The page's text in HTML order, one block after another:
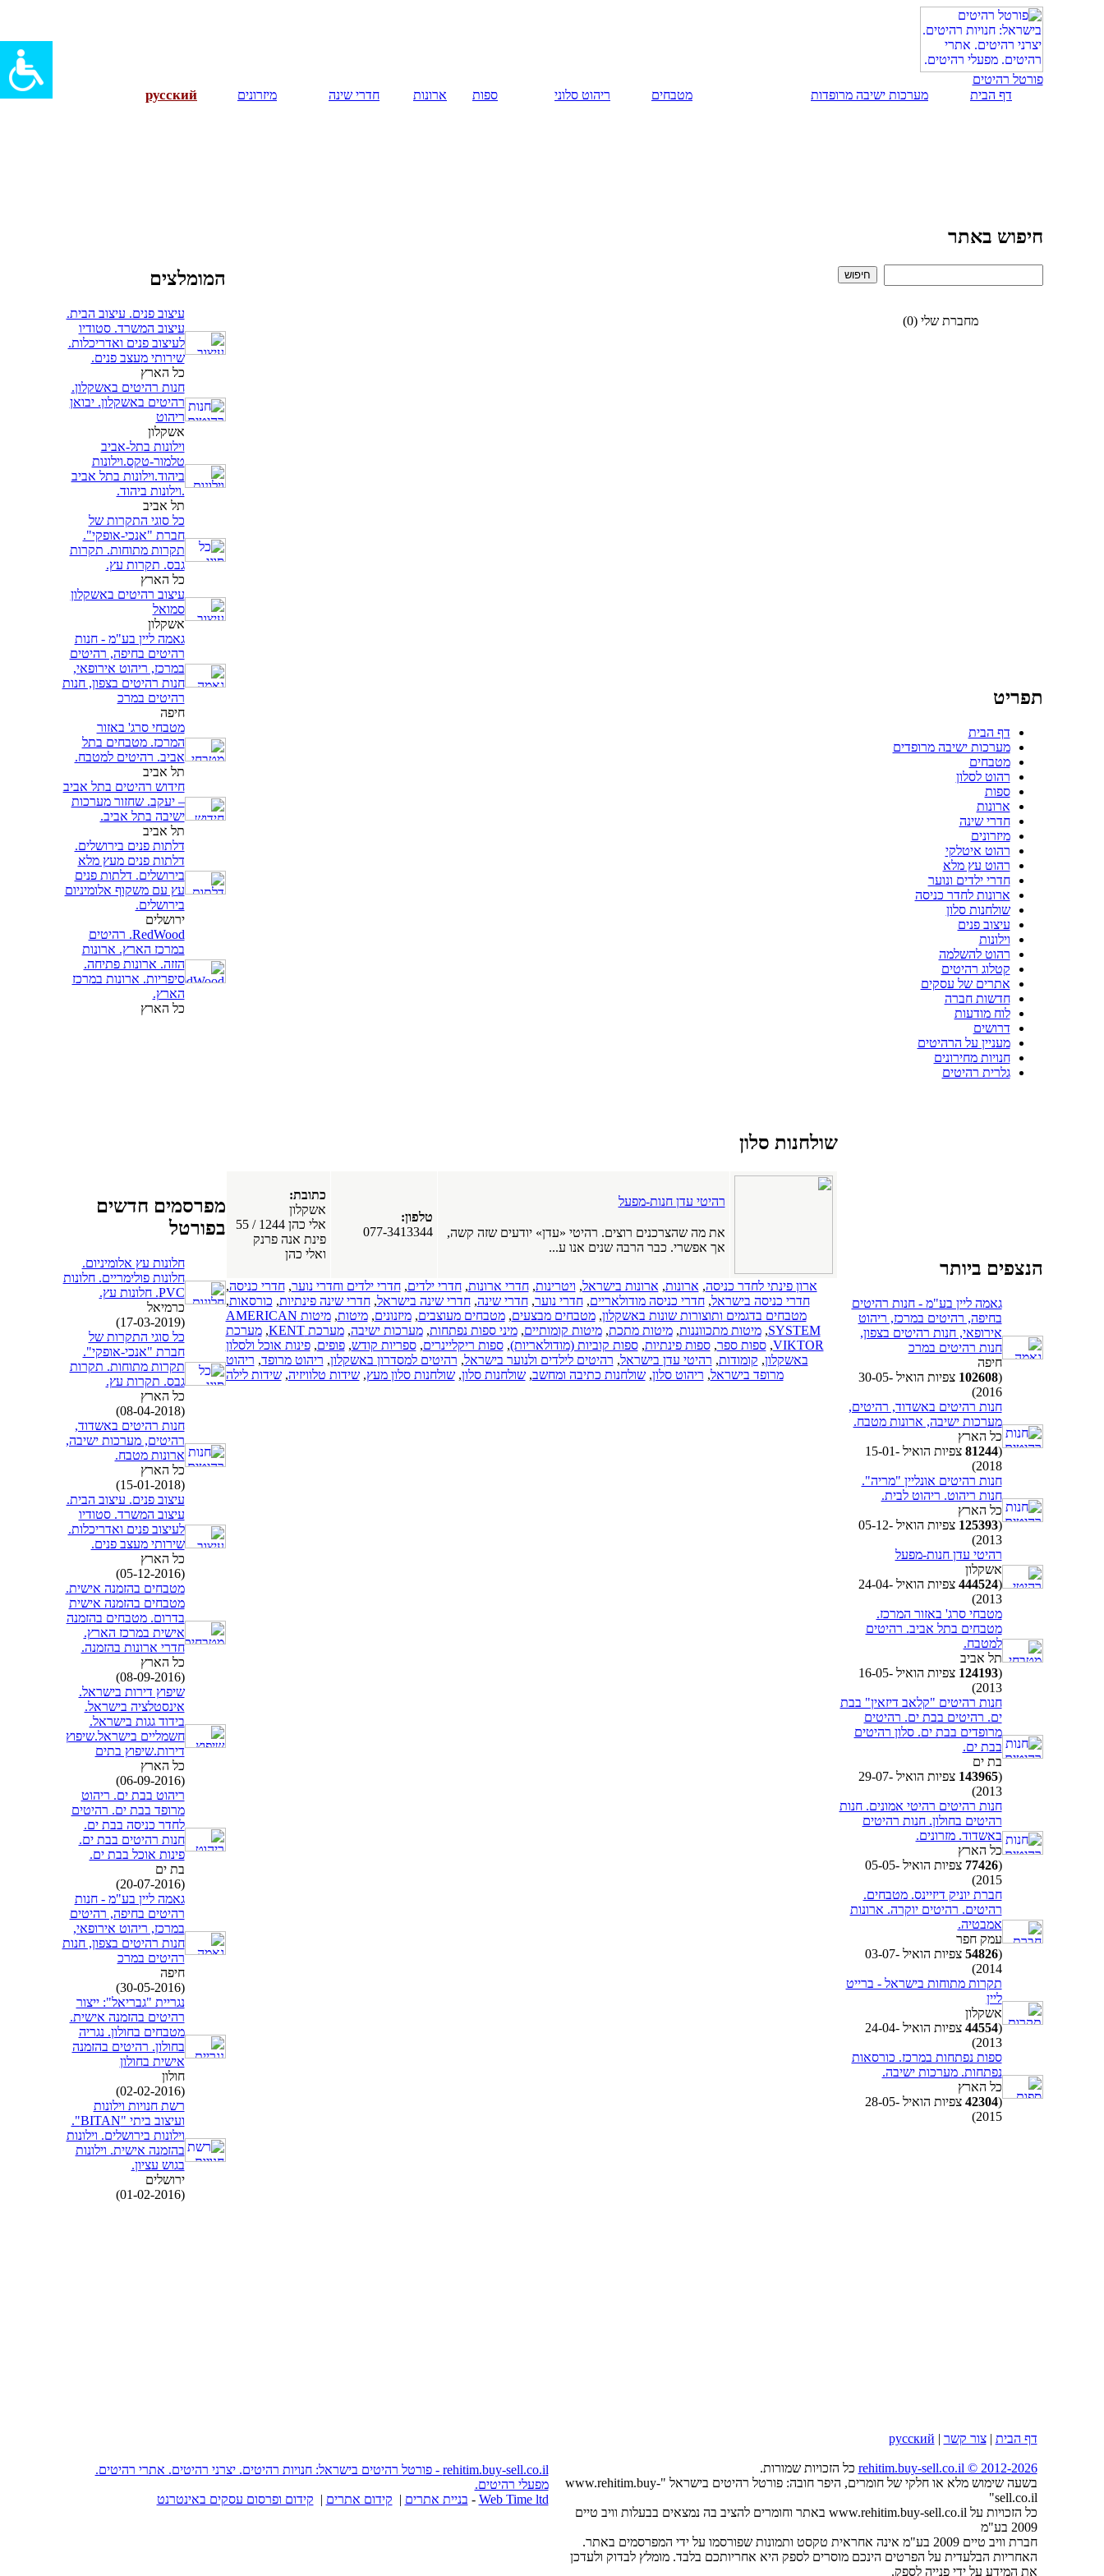
פורטל רהיטים
דף הבית
מערכות ישיבה מרופדות מטבחים ריהוט סלוני ספות ארונות חדרי שינה מיזרונים русский
חיפוש באתר
מחברת שלי (0)
תפריט
דף הבית
מערכות ישיבה מרופדים
מטבחים
רהוט לסלון
ספות
ארונות
חדרי שינה
מיזרונים
רהוט איטלקי
רהוט עץ מלא
חדרי ילדים ונוער
ארונות לחדר כניסה
שולחנות סלון
עיצוב פנים
וילונות
רהוט להשלמה
קטלוג רהיטים
אתרים של עסקים
חדשות חברה
לוח מודעות
דרושים
מעניין על הרהיטים
חנויות מחירונים
גלרית רהיטים
הנצפים ביותר
גאמה ליין בע"מ - חנות רהיטים
בחיפה, רהיטים במרכז, ריהוט
אירופאי, חנות רהיטים בצפון,
חנות רהיטים במרכ
חיפה
(
102608
צפיות הואיל 30-05-
2016)
חנות רהיטים באשדוד, רהיטים,
מערכות ישיבה, ארונות מטבח.
כל הארץ
(
81244
צפיות הואיל 15-01-
2018)
חנות רהיטים אונליין "מריה".
חנות ריהוט. ריהוט לבית.
כל הארץ
(
125393
צפיות הואיל 05-12-
2013)
רהיטי עדן חנות-מפעל
אשקלון
(
444524
צפיות הואיל 24-04-
2013)
מטבחי סרג' באזור המרכז.
מטבחים בתל אביב. רהיטים
למטבח.
תל אביב
(
124193
צפיות הואיל 16-05-
2013)
חנות רהיטים "קלאב דיזאין" בבת
ים. רהיטים בבת ים. רהיטים
מרופדים בבת ים. סלון רהיטים
בבת ים.
בת ים
(
143965
צפיות הואיל 29-07-
2013)
חנות רהיטים רהיטי אמונים. חנות
רהיטים בחולון. חנות רהיטים
באשדוד. מזרונים.
כל הארץ
(
77426
צפיות הואיל 05-05-
2015)
חברת יוניק דיזיינס. מטבחים.
רהיטים. רהיטים יוקרה. ארונות
אמבטיה.
עמק חפר
(
54826
צפיות הואיל 03-07-
2014)
תקרות מתוחות בישראל - ברייט
ליין
אשקלון
(
44554
צפיות הואיל 24-04-
2013)
ספות נפתחות במרכז. כורסאות
נפתחות. מערכות ישיבה.
כל הארץ
(
42304
צפיות הואיל 28-05-
2015)
שולחנות סלון
רהיטי עדן חנות-מפעל
את מה שהצרכנים רוצים. רהיטי «עדן» יודעים שזה קשה,
אך אפשרי. כבר הרבה שנים אנו ע...
טלפון:
077-3413344
כתובת:
אשקלון
אלי כהן 1244 / 55
פינת אנה פרנק
ואלי כהן
ארון פינתי לחדר כניסה, ארונות, ארונות בישראל, ויטרינות,חדרי ארונות,חדרי ילדים,חדרי ילדים וחדרי נוער,חדרי כניסה,
חדרי כניסה בישראל,חדרי כניסה מודולאריים,חדרי נוער,חדרי שינה,חדרי שינה בישראל,חדרי שינה פינתיות, כורסאות,
מטבחים בדגמים ותוצורות שונות באשקלון,מטבחים מבצעים,מטבחים מעוצבים,מיזנונים,מיטות,
מיטות AMERICAN
SYSTEM
,מיטות מתכווננות,מיטות מתכת,מיטות קומותיים,מיני ספות נפתחות,מערכות ישיבה,מערכת KENT ,מערכת
VIKTOR
,ספות ספר,ספות פינתיות,ספות קוביות (מודולאריות),ספות ריקליינרים,ספריות קודש,פופים,פינות אוכל ולסלון
באשקלון, קומודות, רהיטי עדן בישראל, רהיטים לילדים ולנוער בישראל, רהיטים למסדרון באשקלון, ריהוט מרופד, ריהוט
מרופד בישראל, ריהוט סלון,שולחנות כתיבה ומחשב,שולחנות סלון,שולחנות סלון מעץ,שידות טלוויזיה,שידות לילה
המומלצים
עיצוב פנים. עיצוב הבית.
עיצוב המשרד. סטודיו
לעיצוב פנים ואדריכלות.
שירותי מעצב פנים.
כל הארץ
חנות רהיטים באשקלון.
רהיטים באשקלון. יבואן
ריהוט
אשקלון
וילונות בתל-אביב
טלמור-טקס.וילונות
ביהוד.וילונות בתל אביב
.וילונות ביהוד.
תל אביב
כל סוגי התקרות של
חברת "אנכי-אופקי".
תקרות מתוחות. תקרות
גבס. תקרות עץ.
כל הארץ
עיצוב רהיטים באשקלון
סמואל
אשקלון
גאמה ליין בע"מ - חנות
רהיטים בחיפה, רהיטים
במרכז, ריהוט אירופאי,
חנות רהיטים בצפון, חנות
רהיטים במרכ
חיפה
מטבחי סרג' באזור
המרכז. מטבחים בתל
אביב. רהיטים למטבח.
תל אביב
חידוש רהיטים בתל אביב
– יעקב. שחזור מערכות
ישיבה בתל אביב.
תל אביב
דלתות פנים בירושלים.
דלתות פנים מעץ מלא
בירושלים. דלתות פנים
עץ עם משקוף אלומיניום
בירושלים.
ירושלים
RedWood. רהיטים
במרכז הארץ. ארונות
הזזה. ארונות פתיחה.
סיפריות. ארונות במרכז
הארץ.
כל הארץ
מפרסמים חדשים
בפורטל
חלונות עץ אלומיניום.
חלונות פולימריים. חלונות
PVC. חלונות עץ.
כרמיאל
(17-03-2019)
כל סוגי התקרות של
חברת "אנכי-אופקי".
תקרות מתוחות. תקרות
גבס. תקרות עץ.
כל הארץ
(08-04-2018)
חנות רהיטים באשדוד,
רהיטים, מערכות ישיבה,
ארונות מטבח.
כל הארץ
(15-01-2018)
עיצוב פנים. עיצוב הבית.
עיצוב המשרד. סטודיו
לעיצוב פנים ואדריכלות.
שירותי מעצב פנים.
כל הארץ
(05-12-2016)
מטבחים בהזמנה אישית.
מטבחים בהזמנה אישית
בדרום. מטבחים בהזמנה
אישית במרכז הארץ.
חדרי ארונות בהזמנה.
כל הארץ
(08-09-2016)
שיפוץ דירות בישראל.
אינסטלציה בישראל.
בידוד גגות בישראל.
חשמליים בישראל.שיפוץ
דירות.שיפוץ בתים
כל הארץ
(06-09-2016)
ריהוט בבת ים. ריהוט
מרופד בבת ים. רהיטים
לחדר כניסה בבת ים.
חנות רהיטים בבת ים.
פינות אוכל בבת ים.
בת ים
(20-07-2016)
גאמה ליין בע"מ - חנות
רהיטים בחיפה, רהיטים
במרכז, ריהוט אירופאי,
חנות רהיטים בצפון, חנות
רהיטים במרכ
חיפה
(30-05-2016)
נגריית "גבריאל": ייצור
רהיטים בהזמנה אישית.
מטבחים בחולון. נגריה
בחולון. רהיטים בהזמנה
אישית בחולון
חולון
(02-02-2016)
רשת חנויות וילונות
ועיצוב ביתי "BITAN".
וילונות בירושלים. וילונות
בהזמנה אישית. וילונות
בגוש עציון.
ירושלים
(01-02-2016)
דף הבית |צור קשר |
русский
rehitim.buy-sell.co.il © 2012-2026
כל הזכויות שמורות.
בשעה שימוש מלא או חלקי של חומרים, היפר חובה: פורטל רהיטים בישראל "www.rehitim.buy-
sell.co.il"
כל הזכויות על www.rehitim.buy-sell.co.il באתר וחומרים להציב בה נמצאים בבעלות וויב טיים
2009 בע"מ
חברת וויב טיים 2009 בע"מ אינה אחראית טקסט ותמונות שפורסמו על ידי המפרסמים באתר.
האחריות הבלעדית על הפרטים הינכם מוסרים לספק היא אחריותכם בלבד. מומלץ לבדוק ולעדכן
את המידע על ידי פנייה לספק.
rehitim.buy-sell.co.il - פורטל רהיטים בישראל: חנויות רהיטים. יצרני רהיטים. אתרי רהיטים.
מפעלי רהיטים.
Web Time ltd
- בניית אתרים | קידום אתרים | קידום ופרסום עסקים באינטרנט